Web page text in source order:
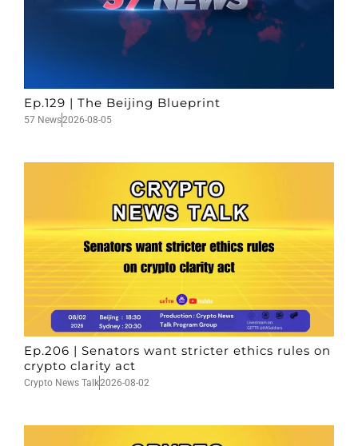
Ep.129 | The Beijing Blueprint
57 News2026-08-05
Ep.206 | Senators want stricter ethics rules on
crypto clarity act
Crypto News Talk2026-08-02